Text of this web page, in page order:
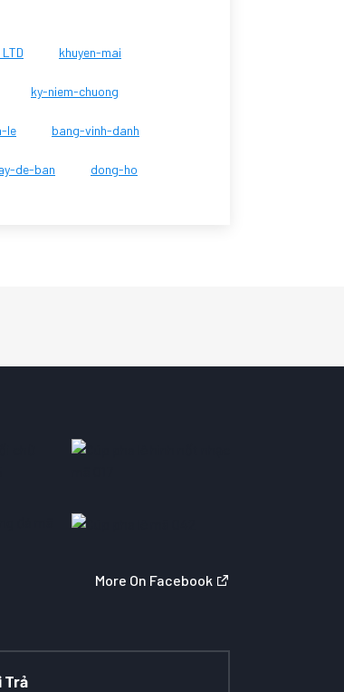
khuyen-mai
ky-niem-chuong
le bang-vinh-danh
de-ban dong-ho
More On Facebook
Trả